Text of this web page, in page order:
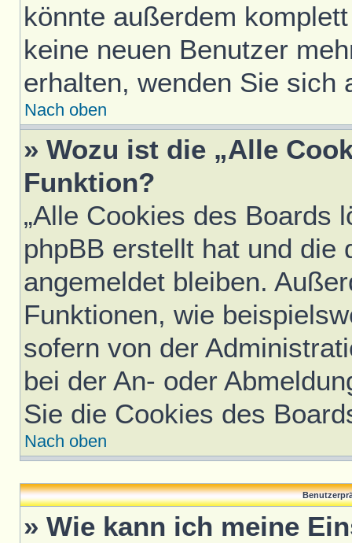
könnte außerdem
keine neuen Benutzer
erhalten, wenden Sie sich
Nach oben
» Wozu ist die „Alle
Funktion?
„Alle Cookies des Boards
phpBB erstellt hat und die
angemeldet bleiben.
Funktionen, wie
sofern von der
bei der An- oder
Sie die Cookies des
Nach oben
» Wie kann ich meine